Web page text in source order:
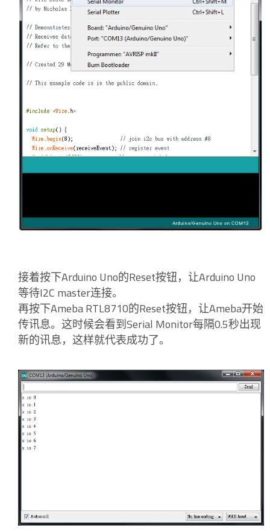
接着按下Arduino Uno的Reset按钮，让Arduino Uno
等待I2C master连接。
再按下Ameba RTL8710的Reset按钮，让Ameba开始
传讯息。这时候会看到Serial Monitor每隔0.5秒出现
新的讯息，这样就代表成功了。